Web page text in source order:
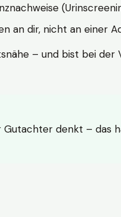
an dir, nicht an einer
– und bist bei der
denkt – das